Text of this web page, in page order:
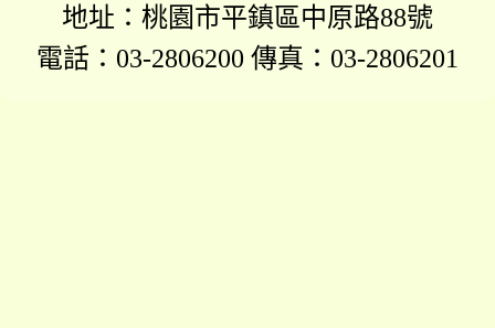
地址：桃園市平鎮區中原路88號
電話：03-2806200 傳真：03-2806201